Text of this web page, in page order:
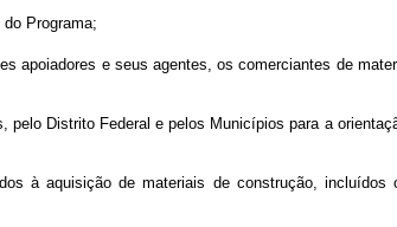
Programa;
e seus agentes, os comerciantes de
Distrito Federal e pelos Municípios para a
à aquisição de materiais de construção,